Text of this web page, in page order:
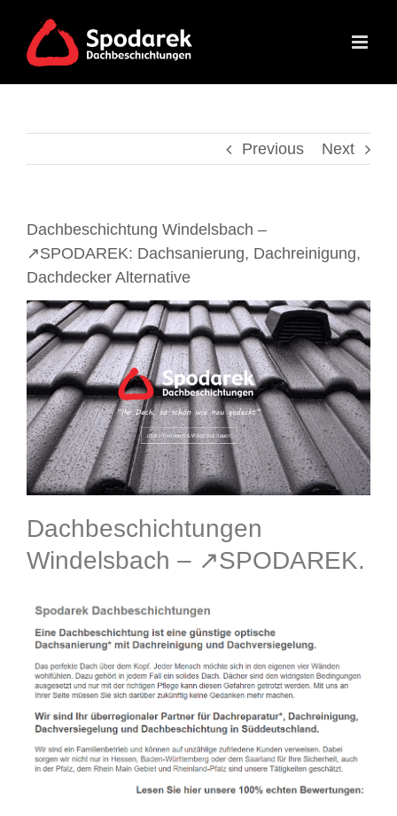
content
Previous Next
Dachbeschichtung Windelsbach –
↗️SPODAREK: Dachsanierung, Dachreinigung,
Dachdecker Alternative
Dachbeschichtungen
Windelsbach – ↗️SPODAREK.